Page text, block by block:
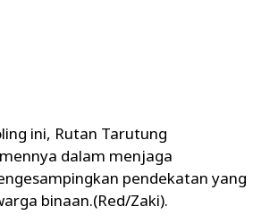
ini, Rutan Tarutung
dalam menjaga
pendekatan yang
binaan.(Red/Zaki).